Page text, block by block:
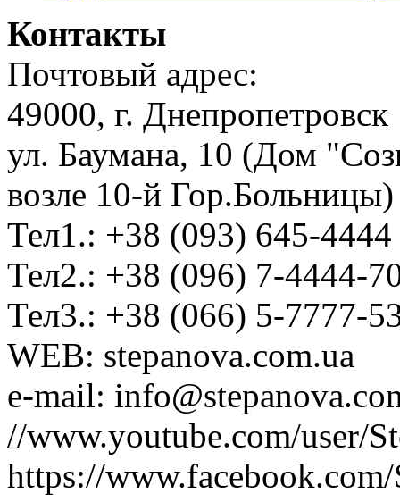
Контакты
Почтовый адрес:
49000, г. Днепропетровск
ул. Баумана, 10 (Дом
возле 10-й Гор.Больницы)
Тел1.: +38 (093) 645-4444
Тел2.: +38 (096) 7-4444-
Тел3.: +38 (066) 5-7777-
WEB: stepanova.com.ua
e-mail:
//www.youtube.com/user/
https://